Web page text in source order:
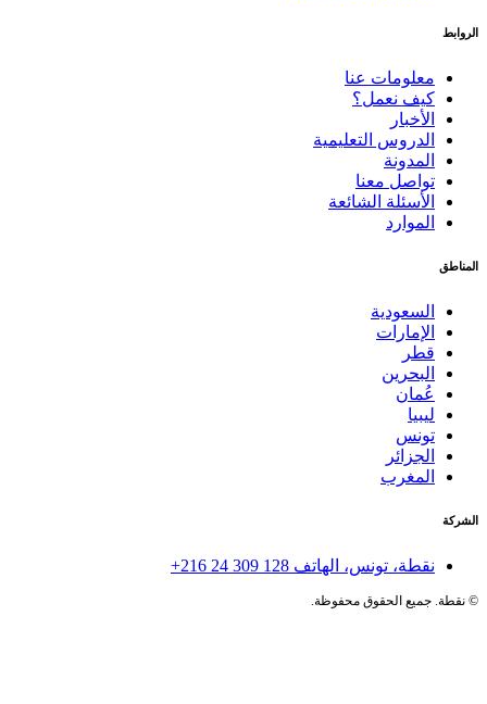
الروابط
معلومات عنا
كيف نعمل؟
الأخبار
الدروس التعليمية
المدونة
تواصل معنا
الأسئلة الشائعة
الموارد
المناطق
السعودية
الإمارات
قطر
البحرين
عُمان
ليبيا
تونس
الجزائر
المغرب
الشركة
نقطة، تونس، الهاتف +216 24 309 128
©نقطة. جميع الحقوق محفوظة.